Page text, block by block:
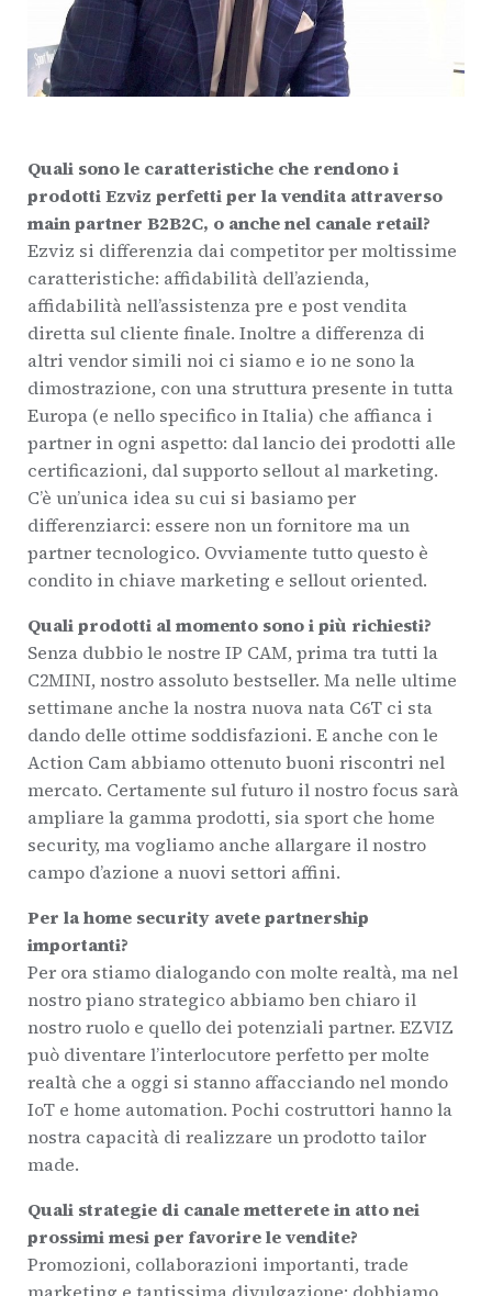
Quali sono le caratteristiche che rendono i
prodotti Ezviz perfetti per la vendita attraverso
main partner B2B2C, o anche nel canale retail?
Ezviz si differenzia dai competitor per moltissime
caratteristiche: affidabilità dell’azienda,
affidabilità nell’assistenza pre e post vendita
diretta sul cliente finale. Inoltre a differenza di
altri vendor simili noi ci siamo e io ne sono la
dimostrazione, con una struttura presente in tutta
Europa (e nello specifico in Italia) che affianca i
partner in ogni aspetto: dal lancio dei prodotti alle
certificazioni, dal supporto sellout al marketing.
C’è un’unica idea su cui si basiamo per
differenziarci: essere non un fornitore ma un
partner tecnologico. Ovviamente tutto questo è
condito in chiave marketing e sellout oriented.
Quali prodotti al momento sono i più richiesti?
Senza dubbio le nostre IP CAM, prima tra tutti la
C2MINI, nostro assoluto bestseller. Ma nelle ultime
settimane anche la nostra nuova nata C6T ci sta
dando delle ottime soddisfazioni. E anche con le
Action Cam abbiamo ottenuto buoni riscontri nel
mercato. Certamente sul futuro il nostro focus sarà
ampliare la gamma prodotti, sia sport che home
security, ma vogliamo anche allargare il nostro
campo d’azione a nuovi settori affini.
Per la home security avete partnership
importanti?
Per ora stiamo dialogando con molte realtà, ma nel
nostro piano strategico abbiamo ben chiaro il
nostro ruolo e quello dei potenziali partner. EZVIZ
può diventare l’interlocutore perfetto per molte
realtà che a oggi si stanno affacciando nel mondo
IoT e home automation. Pochi costruttori hanno la
nostra capacità di realizzare un prodotto tailor
made.
Quali strategie di canale metterete in atto nei
prossimi mesi per favorire le vendite?
Promozioni, collaborazioni importanti, trade